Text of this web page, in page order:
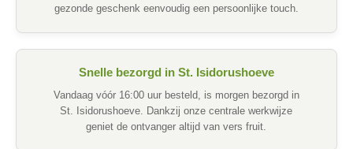
gezonde geschenk eenvoudig een persoonlijke touch.
Snelle bezorgd in St. Isidorushoeve
Vandaag vóór 16:00 uur besteld, is morgen bezorgd in
St. Isidorushoeve. Dankzij onze centrale werkwijze
geniet de ontvanger altijd van vers fruit.